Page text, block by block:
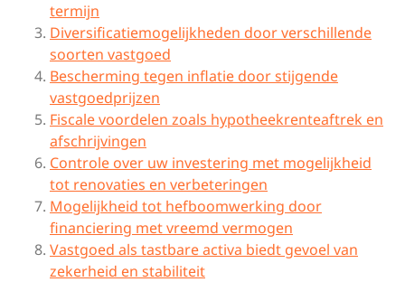
termijn
Diversificatiemogelijkheden door verschillende
soorten vastgoed
Bescherming tegen inflatie door stijgende
vastgoedprijzen
Fiscale voordelen zoals hypotheekrenteaftrek en
afschrijvingen
Controle over uw investering met mogelijkheid
tot renovaties en verbeteringen
Mogelijkheid tot hefboomwerking door
financiering met vreemd vermogen
Vastgoed als tastbare activa biedt gevoel van
zekerheid en stabiliteit